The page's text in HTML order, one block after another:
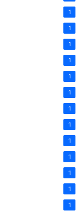
1
1
1
1
1
1
1
1
1
1
1
1
1